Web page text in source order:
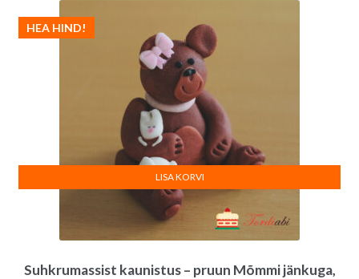
Suhkrumassist kaunistus – pruun Mõmmi jänkuga,
HEA HIND!
LISA KORVI